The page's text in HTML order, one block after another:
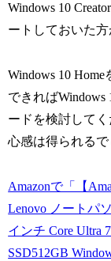
Windows 10
ートしておいた方
Windows 10 Home
できればWindows
ードを検討して
心感は得られるで
Amazonで「【
Lenovo ノートパ
インチ Core Ultra
SSD512GB